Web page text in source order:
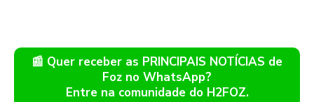
📰 Quer receber as PRINCIPAIS NOTÍCIAS de
Foz no WhatsApp?
Entre na comunidade do H2FOZ.